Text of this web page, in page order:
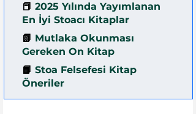
📕 2025 Yılında Yayımlanan
En İyi Stoacı Kitaplar
📗 Mutlaka Okunması
Gereken On Kitap
📙 Stoa Felsefesi Kitap
Öneriler